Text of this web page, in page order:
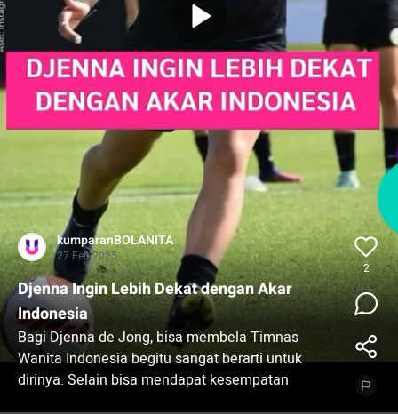
kumparanBOLANITA
27 Feb 2025
Djenna Ingin Lebih Dekat dengan Akar
Indonesia
Bagi Djenna de Jong, bisa membela Timnas
Wanita Indonesia begitu sangat berarti untuk
dirinya. Selain bisa mendapat kesempatan
2